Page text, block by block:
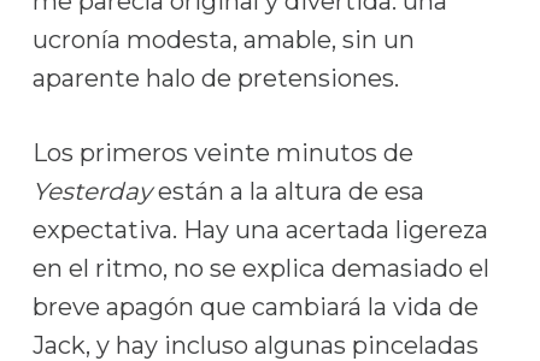
ucronía modesta, amable, sin un
aparente halo de pretensiones.
Los primeros veinte minutos de
Yesterdayestán a la altura de esa
expectativa. Hay una acertada ligereza
en el ritmo, no se explica demasiado el
breve apagón que cambiará la vida de
Jack, y hay incluso algunas pinceladas